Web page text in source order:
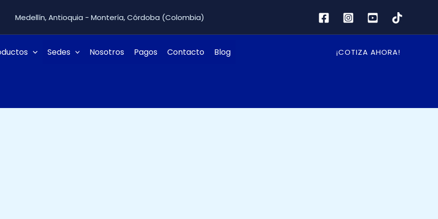
Medellín, Antioquia - Montería, Córdoba (Colombia)
Sedes Nosotros Pagos Contacto Blog ¡COTIZA AHORA!